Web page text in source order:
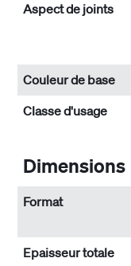
Aspect de joints
Couleur de base
Classe d'usage
Dimensions
Format
Epaisseur totale